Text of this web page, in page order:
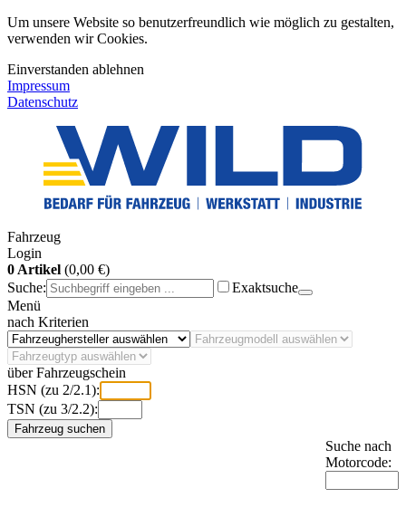
Um unsere Website so benutzerfreundlich wie möglich zu gestalten,
verwenden wir Cookies.
Einverstanden ablehnen
Impressum
Datenschutz
Fahrzeug
Login
0 Artikel (0,00 €)
Suche:
Exaktsuche
Menü
nach Kriterien
über Fahrzeugschein
HSN (zu 2/2.1):
TSN (zu 3/2.2):
Fahrzeug suchen
Suche nach
Motorcode: